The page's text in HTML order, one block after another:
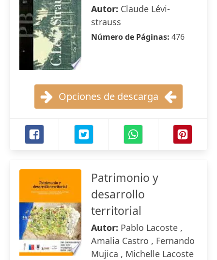
Autor: Claude Lévi-
strauss
Número de Páginas: 476
Opciones de descarga
Patrimonio y
desarrollo
territorial
Autor: Pablo Lacoste ,
Amalia Castro , Fernando
Mujica , Michelle Lacoste